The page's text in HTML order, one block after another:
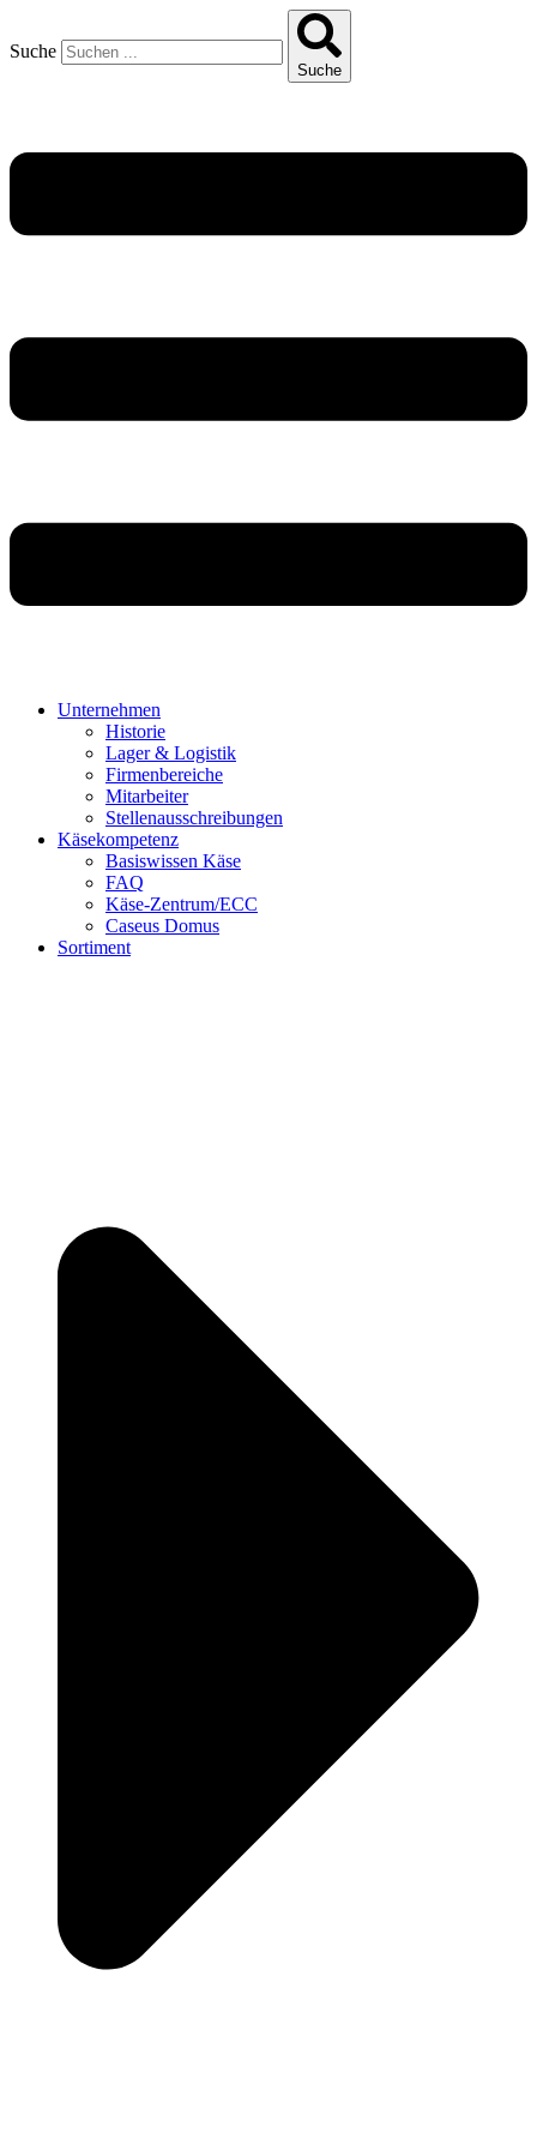
Suche
Suche
Unternehmen
Historie
Lager & Logistik
Firmenbereiche
Mitarbeiter
Stellenausschreibungen
Käsekompetenz
Basiswissen Käse
FAQ
Käse-Zentrum/ECC
Caseus Domus
Sortiment